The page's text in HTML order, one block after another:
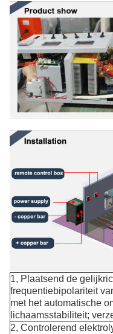
1, Plaatsend de
frequentiebipolariteit
met het automatische
lichaamsstabiliteit;
2, Controlerend